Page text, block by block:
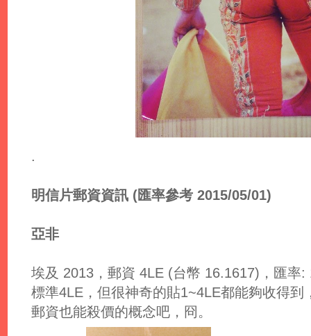
.
明信片郵資資訊 (匯率參考 2015/05/01)
亞非
埃及 2013，郵資 4LE (台幣 16.1617)，匯率
標準4LE，但很神奇的貼1~4LE都能夠收得
郵資也能殺價的概念吧，冏。